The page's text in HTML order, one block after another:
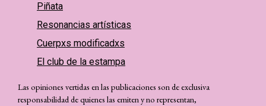
Piñata
Resonancias artísticas
Cuerpxs modificadxs
El club de la estampa
Las opiniones vertidas en las publicaciones son de exclusiva
responsabilidad de quienes las emiten y no representan,